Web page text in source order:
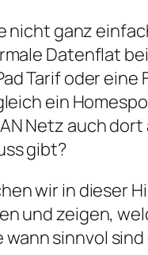
nicht ganz
Datenflat
Tarif oder
ein
Netz auch
gibt?
wir in dieser
und zeigen,
sinnvol